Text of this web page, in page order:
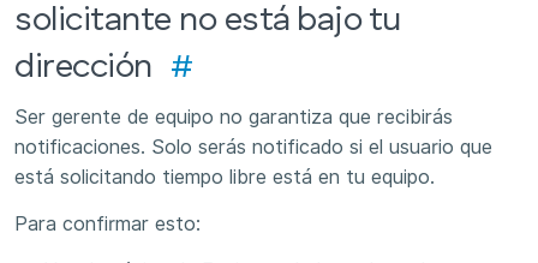
solicitante no está bajo tu
dirección #
Ser gerente de equipo no garantiza que recibirás
notificaciones. Solo serás notificado si el usuario que
está solicitando tiempo libre está en tu equipo.
Para confirmar esto: